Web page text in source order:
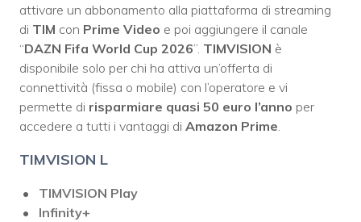
attivare un abbonamento alla piattaforma di streaming
di TIM con Prime Video e poi aggiungere il canale
“DAZN Fifa World Cup 2026”. TIMVISION è
disponibile solo per chi ha attiva un’offerta di
connettività (fissa o mobile) con l’operatore e vi
permette di risparmiare quasi 50 euro l’anno per
accedere a tutti i vantaggi di Amazon Prime
TIMVISION L
TIMVISION Play
Infinity+